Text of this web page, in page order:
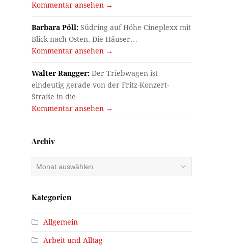
Kommentar ansehen →
Barbara Pöll: Südring auf Höhe Cineplexx mit
Blick nach Osten. Die Häuser…
Kommentar ansehen →
Walter Rangger: Der Triebwagen ist
eindeutig gerade von der Fritz-Konzert-
Straße in die…
Kommentar ansehen →
Archiv
Kategorien
Allgemein
Arbeit und Alltag